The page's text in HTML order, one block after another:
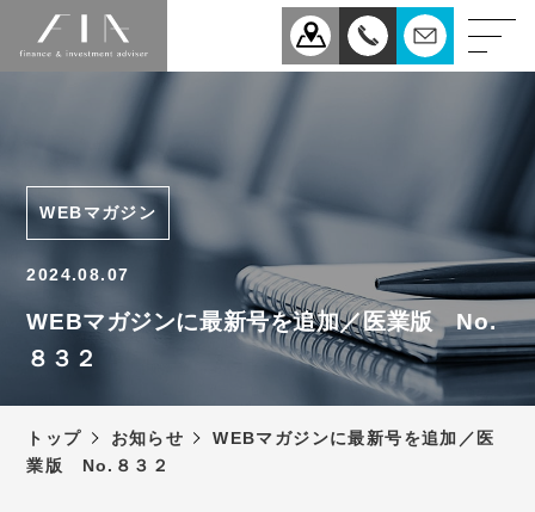
事業承継
税理士法人FIAについて
スタッフ紹介
お知らせ
新型コロナウィルス感染症
予防対策について
WEBマガジン
2024.08.07
WEBマガジンに最新号を追加／医業版 No.
８３２
トップ お知らせ
WEBマガジンに最新号を追加／医
業版 No.８３２